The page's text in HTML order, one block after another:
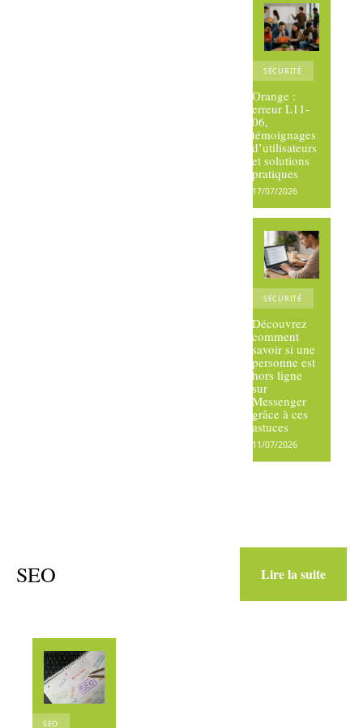
SÉCURITÉ
Orange :
erreur L11-
06,
témoignages
d’utilisateurs
et solutions
pratiques
17/07/2026
SÉCURITÉ
Découvrez
comment
savoir si une
personne est
hors ligne
sur
Messenger
grâce à ces
astuces
11/07/2026
SEO Lire la suite
SEO